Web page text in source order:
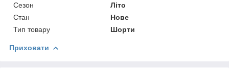
Сезон
Літо
Стан
Нове
Тип товару
Шорти
Приховати